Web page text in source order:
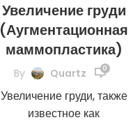
Увеличение груди
(Аугментационная
маммопластика)
By Quartz 0
Увеличение груди, также
известное как